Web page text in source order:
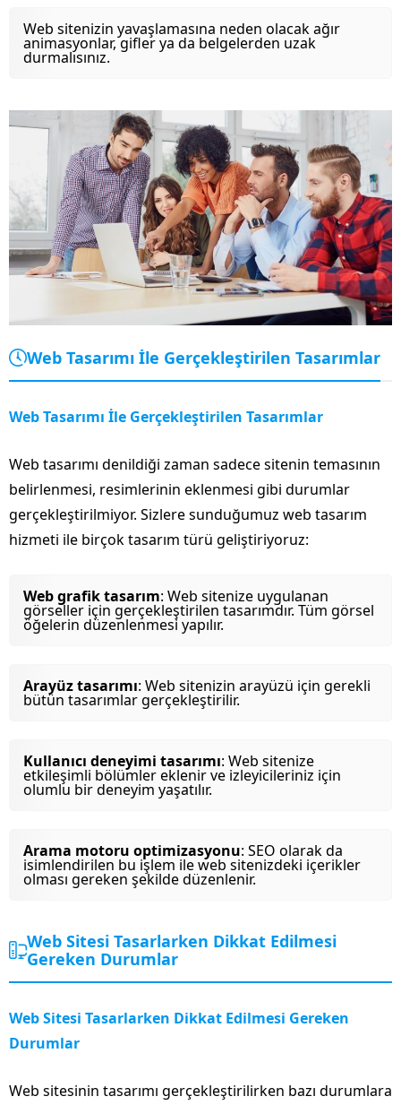
Web sitenizin yavaşlamasına neden olacak ağır
animasyonlar, gifler ya da belgelerden uzak
durmalısınız.
Web Tasarımı İle Gerçekleştirilen Tasarımlar
Web Tasarımı İle Gerçekleştirilen Tasarımlar
Web tasarımı denildiği zaman sadece sitenin temasının
belirlenmesi, resimlerinin eklenmesi gibi durumlar
gerçekleştirilmiyor. Sizlere sunduğumuz web tasarım
hizmeti ile birçok tasarım türü geliştiriyoruz:
Web grafik tasarım: Web sitenize uygulanan
görseller için gerçekleştirilen tasarımdır. Tüm görsel
öğelerin düzenlenmesi yapılır.
Arayüz tasarımı: Web sitenizin arayüzü için gerekli
bütün tasarımlar gerçekleştirilir.
Kullanıcı deneyimi tasarımı: Web sitenize
etkileşimli bölümler eklenir ve izleyicileriniz için
olumlu bir deneyim yaşatılır.
Arama motoru optimizasyonu: SEO olarak da
isimlendirilen bu işlem ile web sitenizdeki içerikler
olması gereken şekilde düzenlenir.
Web Sitesi Tasarlarken Dikkat Edilmesi
Gereken Durumlar
Web Sitesi Tasarlarken Dikkat Edilmesi Gereken
Durumlar
Web sitesinin tasarımı gerçekleştirilirken bazı durumlara